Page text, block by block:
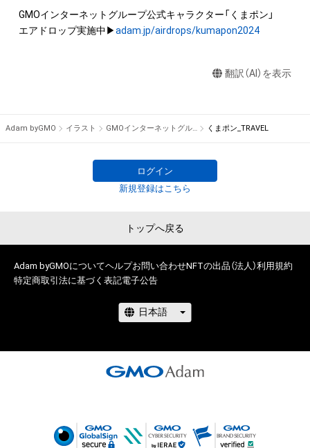
作成者または第三者のライセンス保有者によって保護されてい
ます。そのため、本アイテムを保有していたとしても、本アイテ
・本アイテムの作成者または第三者のライセンス保有者からの
成者または第三者のライセンス保有者が不適切であると判断し
た場合、利用をお断りさせていただきます。
因で発生したものであっても、本アイテムの作成者または第三
者のライセンス保有者は、何らの法的責任も負わないものとし
ます。
・上記で定める規定に違反した場合、作成者に生じた損害を保有
GMOインターネットグループ公式キャラクター「くまポン」
エアドロップ実施中▶adam.jp/airdrops/kumapon2024
翻訳（AI）を表示
Adam byGMO イラスト GMOインターネットグループ公式キャラクター「くまポン」 くまポン_TRAVEL
ログイン
新規登録はこちら
トップへ戻る
Adam byGMOについてヘルプお問い合わせNFTの出品（法人）利用規約
特定商取引法に基づく表記電子公告